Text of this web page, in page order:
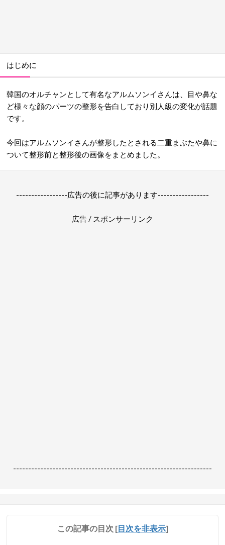
はじめに
韓国のオルチャンとして有名なアルムソンイさんは、目や鼻な
ど様々な顔のパーツの整形を告白しており別人級の変化が話題
です。
今回はアルムソンイさんが整形したとされる二重まぶたや鼻に
ついて整形前と整形後の画像をまとめました。
-----------------広告の後に記事があります-----------------
広告 / スポンサーリンク
------------------------------------------------------------------
この記事の目次 [目次を非表示]